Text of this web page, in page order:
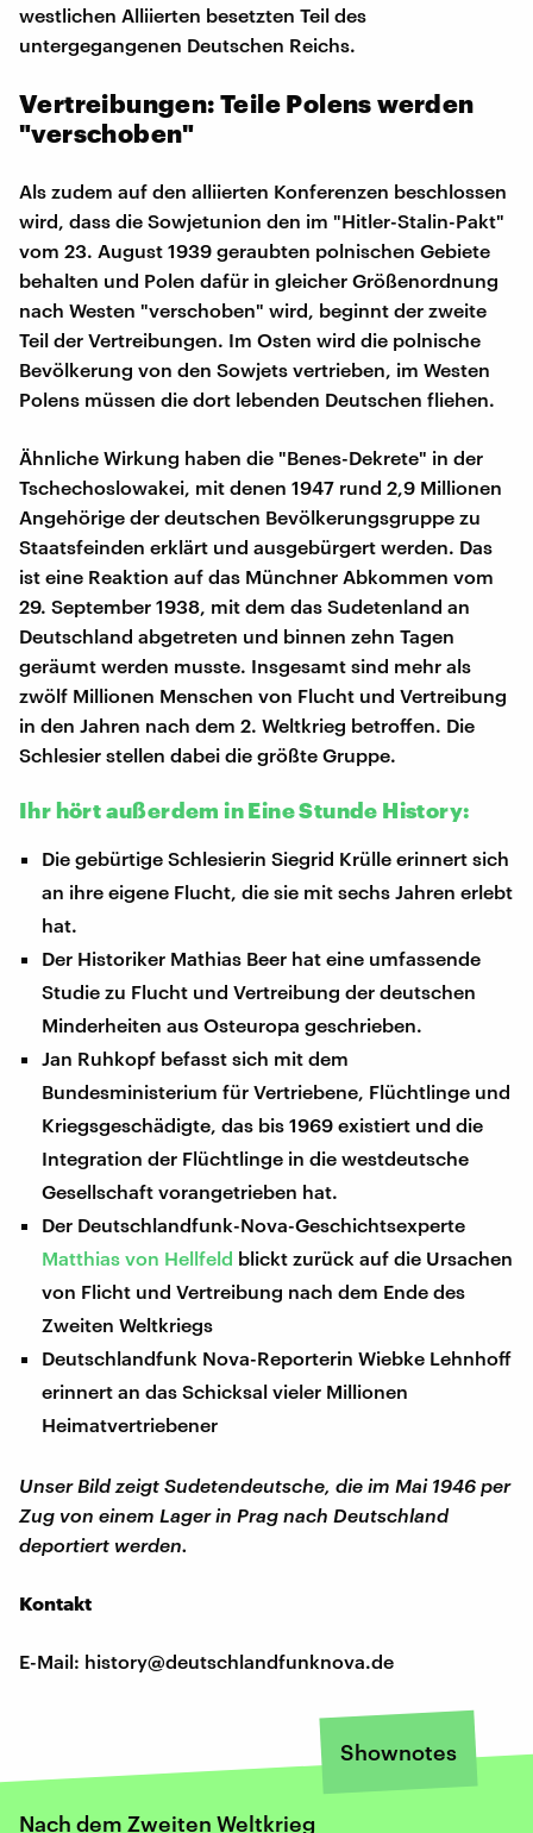
westlichen Alliierten besetzten Teil des
untergegangenen Deutschen Reichs.
Vertreibungen: Teile Polens werden
"verschoben"
Als zudem auf den alliierten Konferenzen beschlossen
wird, dass die Sowjetunion den im "Hitler-Stalin-Pakt"
vom 23. August 1939 geraubten polnischen Gebiete
behalten und Polen dafür in gleicher Größenordnung
nach Westen "verschoben" wird, beginnt der zweite
Teil der Vertreibungen. Im Osten wird die polnische
Bevölkerung von den Sowjets vertrieben, im Westen
Polens müssen die dort lebenden Deutschen fliehen.
Ähnliche Wirkung haben die "Benes-Dekrete" in der
Tschechoslowakei, mit denen 1947 rund 2,9 Millionen
Angehörige der deutschen Bevölkerungsgruppe zu
Staatsfeinden erklärt und ausgebürgert werden. Das
ist eine Reaktion auf das Münchner Abkommen vom
29. September 1938, mit dem das Sudetenland an
Deutschland abgetreten und binnen zehn Tagen
geräumt werden musste. Insgesamt sind mehr als
zwölf Millionen Menschen von Flucht und Vertreibung
in den Jahren nach dem 2. Weltkrieg betroffen. Die
Schlesier stellen dabei die größte Gruppe.
Ihr hört außerdem in Eine Stunde History:
Die gebürtige Schlesierin Siegrid Krülle erinnert sich
an ihre eigene Flucht, die sie mit sechs Jahren erlebt
hat.
Der Historiker Mathias Beer hat eine umfassende
Studie zu Flucht und Vertreibung der deutschen
Minderheiten aus Osteuropa geschrieben.
Jan Ruhkopf befasst sich mit dem
Bundesministerium für Vertriebene, Flüchtlinge und
Kriegsgeschädigte, das bis 1969 existiert und die
Integration der Flüchtlinge in die westdeutsche
Gesellschaft vorangetrieben hat.
Der Deutschlandfunk-Nova-Geschichtsexperte
Matthias von Hellfeld blickt zurück auf die Ursachen
von Flicht und Vertreibung nach dem Ende des
Zweiten Weltkriegs
Deutschlandfunk Nova-Reporterin Wiebke Lehnhoff
erinnert an das Schicksal vieler Millionen
Heimatvertriebener
Unser Bild zeigt Sudetendeutsche, die im Mai 1946 per
Zug von einem Lager in Prag nach Deutschland
deportiert werden.
Kontakt
E-Mail: history@deutschlandfunknova.de
Shownotes
Nach dem Zweiten Weltkrieg